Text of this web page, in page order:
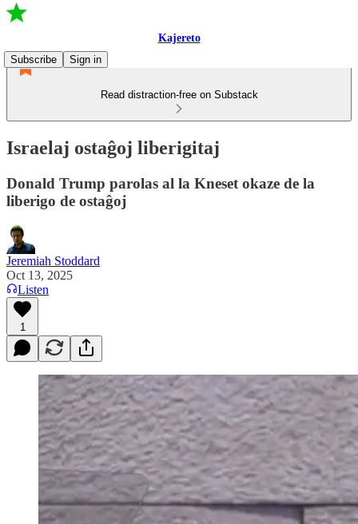
Kajereto
Subscribe
Sign in
Read distraction-free on Substack
Israelaj ostaĝoj liberigitaj
Donald Trump parolas al la Kneset okaze de la
liberigo de ostaĝoj
Jeremiah Stoddard
Oct 13, 2025
Listen
1